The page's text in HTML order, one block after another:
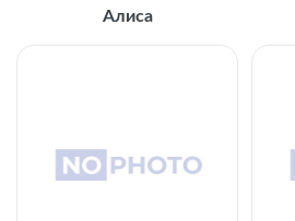
Алиса